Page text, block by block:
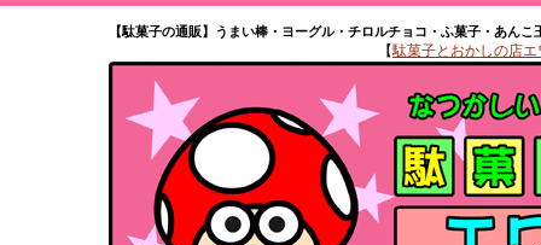
【駄菓子の通販】うまい棒・ヨーグル・チロルチョコ・ふ菓子・あん
【駄菓子とおかしの店エ